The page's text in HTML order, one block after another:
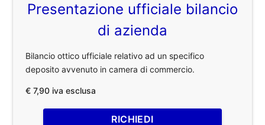
Presentazione ufficiale bilancio
di azienda
Bilancio ottico ufficiale relativo ad un specifico
deposito avvenuto in camera di commercio.
€ 7,90 iva esclusa
RICHIEDI